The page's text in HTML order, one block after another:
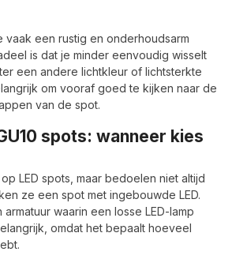
vaak een rustig en onderhoudsarm
is dat je minder eenvoudig wisselt
een andere lichtkleur of lichtsterkte
om vooraf goed te kijken naar de
van de spot.
spots: wanneer kies
LED spots, maar bedoelen niet altijd
ze een spot met ingebouwde LED.
waarin een losse LED-lamp
omdat het bepaalt hoeveel